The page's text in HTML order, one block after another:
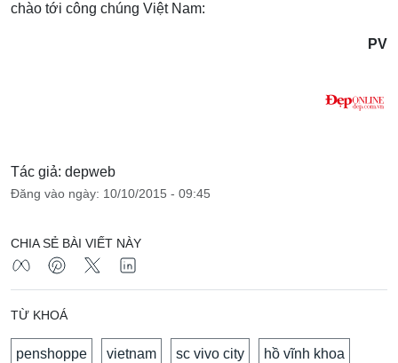
chào tới công chúng Việt Nam:
PV
Tác giả: depweb
Đăng vào ngày: 10/10/2015 - 09:45
CHIA SẺ BÀI VIẾT NÀY
TỪ KHOÁ
penshoppe vietnam sc vivo city hồ vĩnh khoa